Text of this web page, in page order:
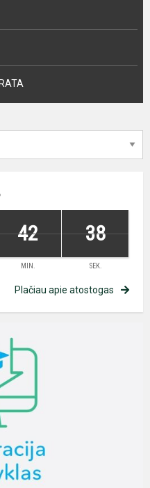
42 37
MIN. SEK.
Plačiau apie atostogas